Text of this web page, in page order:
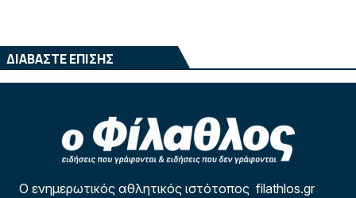
ΔΙΑΒΑΣΤΕ ΕΠΙΣΗΣ
Ο ενημερωτικός αθλητικός ιστότοπος filathlos.gr